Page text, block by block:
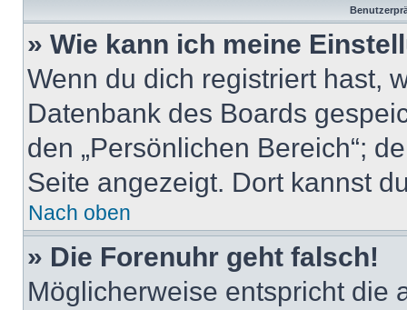
» Wie kann ich meine
Wenn du dich registriert hast,
Datenbank des Boards
den „Persönlichen Bereich“;
Seite angezeigt. Dort kannst
Nach oben
» Die Forenuhr geht falsch!
Möglicherweise entspricht die